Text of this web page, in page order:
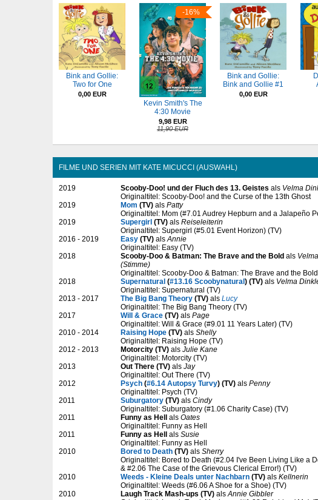
Bink and Gollie:
Two for One
0,00 EUR
-16%
Kevin Smith's The
4:30 Movie
9,98 EUR
11,90 EUR
Bink and Gollie:
Bink and Gollie #1
0,00 EUR
FILME UND SERIEN MIT KATE MICUCCI (AUSWAHL)
2019 Scooby-Doo! und der Fluch des 13. Geistes als Velma
Originaltitel: Scooby-Doo! and the Curse of the 13th Ghost
2019
Mom (TV) als Patty
Originaltitel: Mom (#7.01 Audrey Hepburn and a Jalapeño
2019
Supergirl (TV) als Reiseleiterin
Originaltitel: Supergirl (#5.01 Event Horizon) (TV)
2016 - 2019
Easy (TV) alsAnnie
Originaltitel: Easy (TV)
2018
Scooby-Doo & Batman: The Brave and the Bold als
(Stimme)
Originaltitel: Scooby-Doo & Batman: The Brave and the Bold
2018
Supernatural (#13.16 Scoobynatural ) (TV) als Velma
Originaltitel: Supernatural (TV)
2013 - 2017
The Big Bang Theory (TV) als Lucy
Originaltitel: The Big Bang Theory (TV)
2017
Will & Grace (TV) als Page
Originaltitel: Will & Grace (#9.01 11 Years Later) (TV)
2010 - 2014
Raising Hope (TV) als Shelly
Originaltitel: Raising Hope (TV)
2012 - 2013
Motorcity (TV) als Julie Kane
Originaltitel: Motorcity (TV)
2013
Out There (TV) als Jay
Originaltitel: Out There (TV)
2012
Psych (#6.14 Autopsy Turvy) (TV) als Penny
Originaltitel: Psych (TV)
2011
Suburgatory (TV) als Cindy
Originaltitel: Suburgatory (#1.06 Charity Case) (TV)
2011
Funny as Hell als Oates
Originaltitel: Funny as Hell
2011
Funny as Hell als Susie
Originaltitel: Funny as Hell
2010
Bored to Death (TV) als Sherry
Originaltitel: Bored to Death (#2.04 I've Been Living Like a
& #2.06 The Case of the Grievous Clerical Error!) (TV)
2010
Weeds - Kleine Deals unter Nachbarn (TV) als Kellnerin
Originaltitel: Weeds (#6.06 A Shoe for a Shoe) (TV)
2010
Laugh Track Mash-ups (TV) alsAnnie Gibbler